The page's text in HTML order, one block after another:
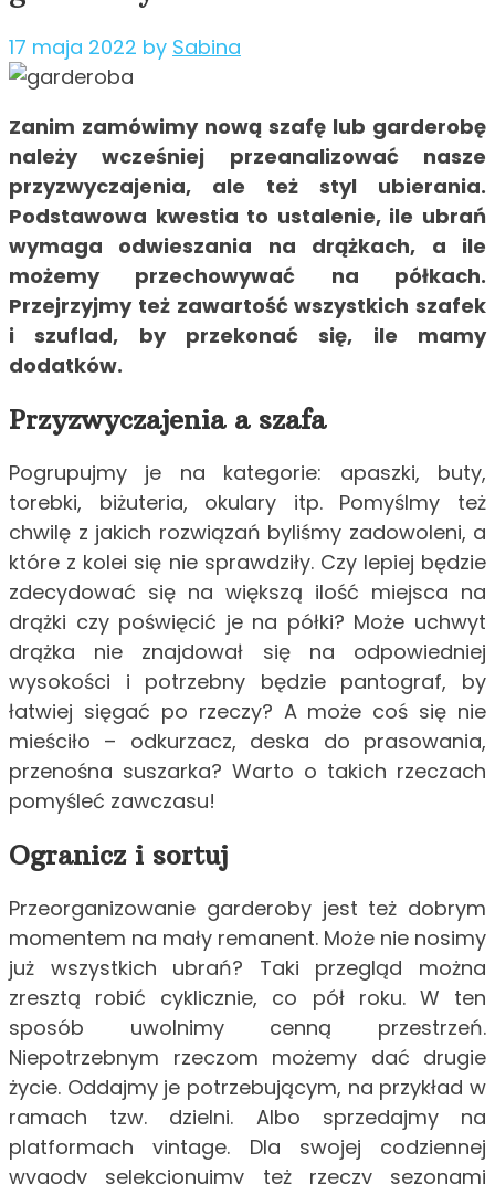
17 maja 2022 by Sabina
Zanim zamówimy nową szafę lub garderobę
należy wcześniej przeanalizować nasze
przyzwyczajenia, ale też styl ubierania.
Podstawowa kwestia to ustalenie, ile ubrań
wymaga odwieszania na drążkach, a ile
możemy przechowywać na półkach.
Przejrzyjmy też zawartość wszystkich szafek
i szuflad, by przekonać się, ile mamy
dodatków.
Przyzwyczajenia a szafa
Pogrupujmy je na kategorie: apaszki, buty,
torebki, biżuteria, okulary itp. Pomyślmy też
chwilę z jakich rozwiązań byliśmy zadowoleni, a
które z kolei się nie sprawdziły. Czy lepiej będzie
zdecydować się na większą ilość miejsca na
drążki czy poświęcić je na półki? Może uchwyt
drążka nie znajdował się na odpowiedniej
wysokości i potrzebny będzie pantograf, by
łatwiej sięgać po rzeczy? A może coś się nie
mieściło – odkurzacz, deska do prasowania,
przenośna suszarka? Warto o takich rzeczach
pomyśleć zawczasu!
Ogranicz i sortuj
Przeorganizowanie garderoby jest też dobrym
momentem na mały remanent. Może nie nosimy
już wszystkich ubrań? Taki przegląd można
zresztą robić cyklicznie, co pół roku. W ten
sposób uwolnimy cenną przestrzeń.
Niepotrzebnym rzeczom możemy dać drugie
życie. Oddajmy je potrzebującym, na przykład w
ramach tzw. dzielni. Albo sprzedajmy na
platformach vintage. Dla swojej codziennej
wygody selekcjonujmy też rzeczy sezonami